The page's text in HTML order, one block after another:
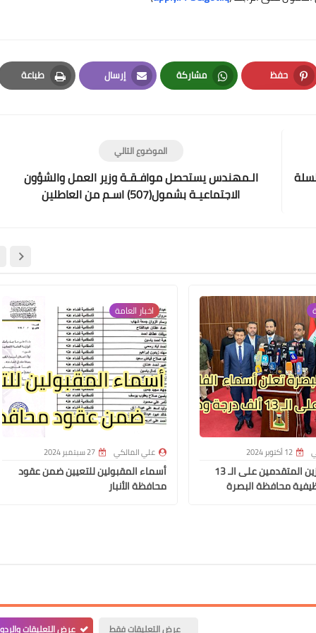
حفظ
Pinterest
مشاركة
Whatsapp
إرسال
Email
طباعة
Print
الموضوع التالي
الـمهندس يستحصل موافـقـة وزير العمل والشؤون
الاجتماعيـة بشمول(507) اسـم من العاطلين
12 أكتوبر 2024
أسماء الفائزين المتقدمين على الـ 13
محافظة البصرة
اخبار العامة
علي المالكي 27 سبتمبر 2024
أسماء المقبولين للتعيين ضمن عقود
محافظة الأنبار
عرض التعليقات فقط عرض التعليقات
17 يناير 2024
16 يناير 2024
علي المالكي
15 يناير 2024